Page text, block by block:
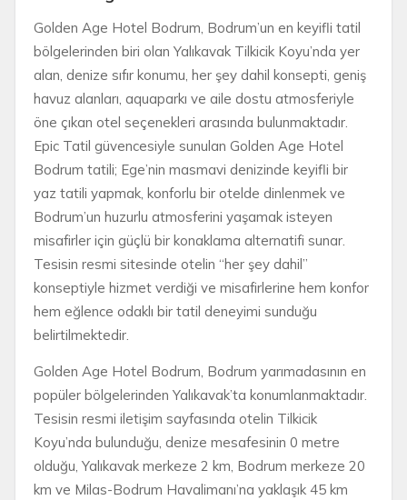
Golden Age Hotel Bodrum, Bodrum’un en keyifli tatil
bölgelerinden biri olan Yalıkavak Tilkicik Koyu’nda yer
alan, denize sıfır konumu, her şey dahil konsepti, geniş
havuz alanları, aquaparkı ve aile dostu atmosferiyle
öne çıkan otel seçenekleri arasında bulunmaktadır.
Epic Tatil güvencesiyle sunulan Golden Age Hotel
Bodrum tatili; Ege’nin masmavi denizinde keyifli bir
yaz tatili yapmak, konforlu bir otelde dinlenmek ve
Bodrum’un huzurlu atmosferini yaşamak isteyen
misafirler için güçlü bir konaklama alternatifi sunar.
Tesisin resmi sitesinde otelin “her şey dahil”
konseptiyle hizmet verdiği ve misafirlerine hem konfor
hem eğlence odaklı bir tatil deneyimi sunduğu
belirtilmektedir.
Golden Age Hotel Bodrum, Bodrum yarımadasının en
popüler bölgelerinden Yalıkavak’ta konumlanmaktadır.
Tesisin resmi iletişim sayfasında otelin Tilkicik
Koyu’nda bulunduğu, denize mesafesinin 0 metre
olduğu, Yalıkavak merkeze 2 km, Bodrum merkeze 20
km ve Milas-Bodrum Havalimanı’na yaklaşık 45 km